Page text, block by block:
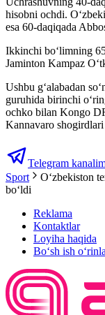
hisobni ochdi.
esa 60-daqiqada
Ikkinchi bo‘limning
Jaminton Kampaz
Ushbu g‘alabadan
guruhida birinchi
ochko bilan Kongo
Kannavaro shogirdlari
Telegram
Sport
O‘zbekiston
bo‘ldi
Reklama
Kontaktlar
Loyiha haqida
Bo‘sh ish